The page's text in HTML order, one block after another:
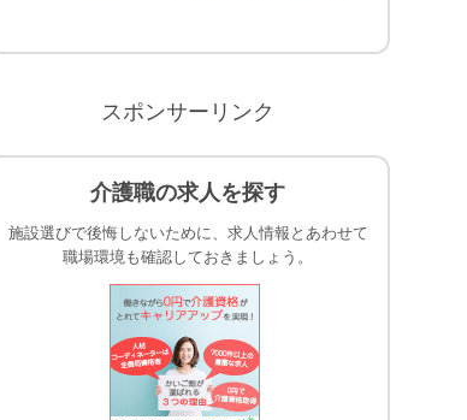
スポンサーリンク
介護職の求人を探す
施設選びで後悔しないために、求人情報とあわせて
職場環境も確認しておきましょう。